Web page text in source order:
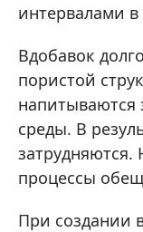
интервалами в
Вдобавок
пористой
среды. В
процессы
При создании